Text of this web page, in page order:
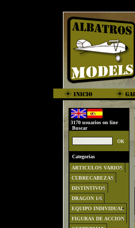
3170 usuarios on line
Buscar
Categorias
ARTICULOS VARIOS
CUBRECABEZAS
DISTINTIVOS
DRAGON 1/6
EQUIPO INDIVIDUAL
FIGURAS DE ACCION